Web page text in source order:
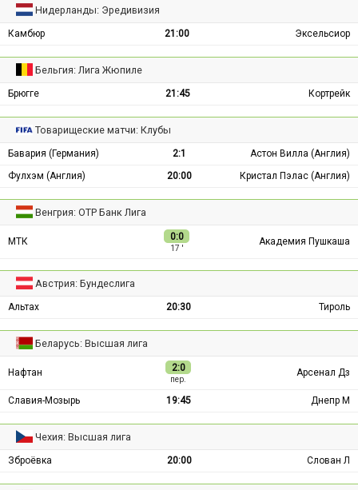
Нидерланды: Эредивизия
Камбюр 21:00 Эксельсиор
Бельгия: Лига Жюпиле
Брюгге 21:45 Кортрейк
Товарищеские матчи: Клубы
Бавария (Германия) 2:1
Астон Вилла (Англия)
Фулхэм (Англия)
20:00 Кристал Пэлас (Англия)
Венгрия: ОТР Банк Лига
МТК 0:0
17 ′
Академия Пушкаша
Австрия: Бундеслига
Альтах 20:30 Тироль
Беларусь: Высшая лига
Нафтан 2:0
пер.
Арсенал Дз
Славия-Мозырь 19:45 Днепр М
Чехия: Высшая лига
Зброёвка 20:00 Слован Л